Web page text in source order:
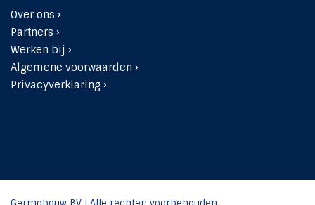
Over ons ›
Partners ›
Werken bij ›
Algemene voorwaarden ›
Privacyverklaring ›